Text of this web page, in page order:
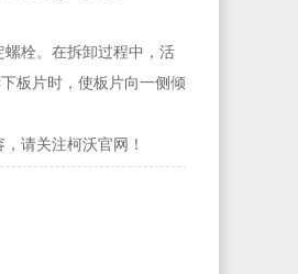
栓。在拆卸过程中，活
板片时，使板片向一侧倾
请关注柯沃官网！